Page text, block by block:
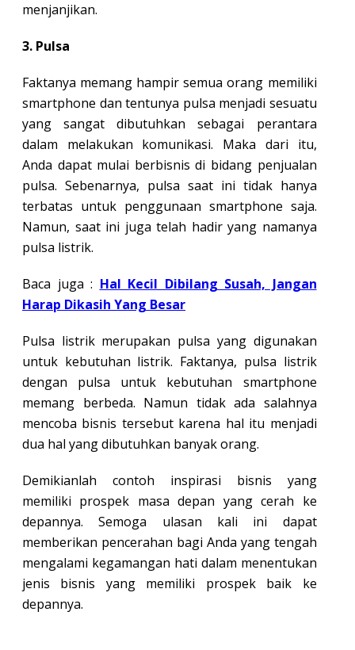
menjanjikan.
3. Pulsa
Faktanya memang hampir semua orang memiliki
smartphone dan tentunya pulsa menjadi sesuatu
yang sangat dibutuhkan sebagai perantara
dalam melakukan komunikasi. Maka dari itu,
Anda dapat mulai berbisnis di bidang penjualan
pulsa. Sebenarnya, pulsa saat ini tidak hanya
terbatas untuk penggunaan smartphone saja.
Namun, saat ini juga telah hadir yang namanya
pulsa listrik.
Baca juga : Hal Kecil Dibilang Susah, Jangan
Harap Dikasih Yang Besar
Pulsa listrik merupakan pulsa yang digunakan
untuk kebutuhan listrik. Faktanya, pulsa listrik
dengan pulsa untuk kebutuhan smartphone
memang berbeda. Namun tidak ada salahnya
mencoba bisnis tersebut karena hal itu menjadi
dua hal yang dibutuhkan banyak orang.
Demikianlah contoh inspirasi bisnis yang
memiliki prospek masa depan yang cerah ke
depannya. Semoga ulasan kali ini dapat
memberikan pencerahan bagi Anda yang tengah
mengalami kegamangan hati dalam menentukan
jenis bisnis yang memiliki prospek baik ke
depannya.